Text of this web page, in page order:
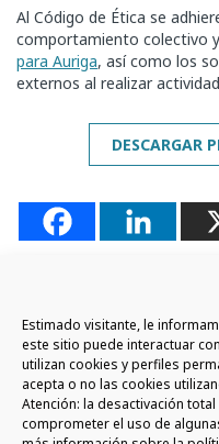
Estimado visitante, le
este sitio puede interactuar
utilizan cookies y perfiles
acepta o no las cookies
Atención: la desactivación
comprometer el uso de
Al Código de Ética se
comportamiento colectivo
para Auriga, así como los
externos al realizar
DESCARGAR